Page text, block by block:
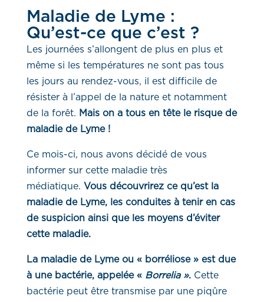
Maladie de Lyme :
Qu’est-ce que c’est ?
Les journées s’allongent de plus en plus et
même si les températures ne sont pas tous
les jours au rendez-vous, il est difficile de
résister à l’appel de la nature et notamment
de la forêt. Mais on a tous en tête le risque de
maladie de Lyme !
Ce mois-ci, nous avons décidé de vous
informer sur cette maladie très
médiatique. Vous découvrirez ce qu’est la
maladie de Lyme, les conduites à tenir en cas
de suspicion ainsi que les moyens d’éviter
cette maladie.
La maladie de Lyme ou « borréliose » est due
à une bactérie, appelée « Borrelia ». Cette
bactérie peut être transmise par une piqûre